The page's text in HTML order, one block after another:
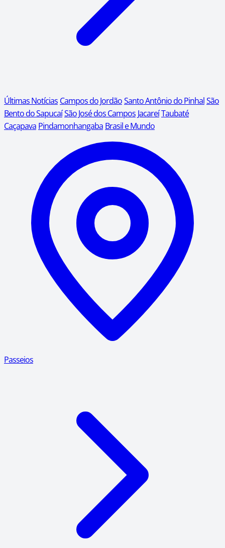
Últimas Notícias Campos do JordãoSanto Antônio do PinhalSão
Bento do SapucaíSão José dos Campos JacareíTaubaté
Caçapava Pindamonhangaba Brasil e Mundo
Passeios